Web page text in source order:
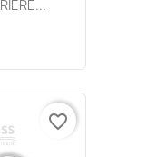
favorite_border